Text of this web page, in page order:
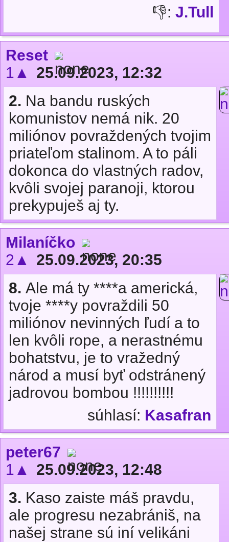
👎: J.Tull
Reset
1▲
25.09.2023, 12:32
2. Na bandu ruských
komunistov nemá nik. 20
miliónov povraždených tvojim
priateľom stalinom. A to páli
dokonca do vlastných radov,
kvôli svojej paranoji, ktorou
prekypuješ aj ty.
Milaníčko
2▲
25.09.2023, 20:35
8. Ale má ty ****a americká,
tvoje ****y povraždili 50
miliónov nevinných ľudí a to
len kvôli rope, a nerastnému
bohatstvu, je to vražedný
národ a musí byť odstránený
jadrovou bombou !!!!!!!!!!
súhlasí: Kasafran
peter67
1▲
25.09.2023, 12:48
3. Kaso zaiste máš pravdu,
ale progresu nezabrániš, na
našej strane sú iní velikáni